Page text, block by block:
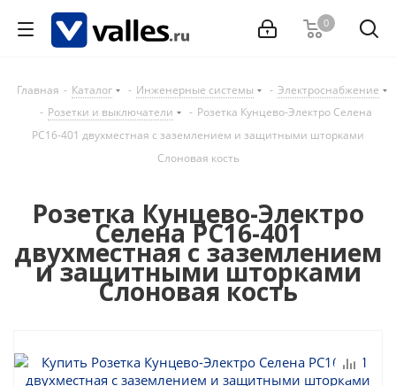
0
Главная - Каталог - Инженерные системы - Электроснабжение
- Розетки и выключатели - Розетка Кунцево-Электро Селена
РС16-401 двухместная с заземлением и защитными шторками
Слоновая кость
Розетка Кунцево-Электро
Селена РС16-401
двухместная с заземлением
и защитными шторками
Слоновая кость